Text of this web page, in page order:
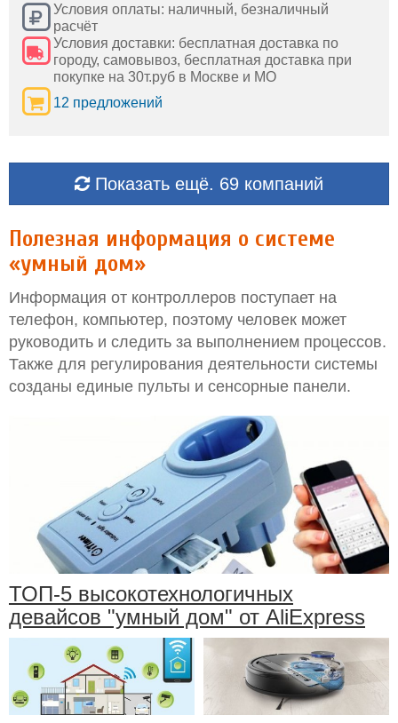
Условия оплаты: наличный, безналичный
расчёт
Условия доставки: бесплатная доставка по
городу, самовывоз, бесплатная доставка при
покупке на 30т.руб в Москве и МО
12 предложений
Показать ещё. 69 компаний
Полезная информация о системе
«умный дом»
Информация от контроллеров поступает на
телефон, компьютер, поэтому человек может
руководить и следить за выполнением процессов.
Также для регулирования деятельности системы
созданы единые пульты и сенсорные панели.
ТОП-5 высокотехнологичных
девайсов "умный дом" от AliExpress